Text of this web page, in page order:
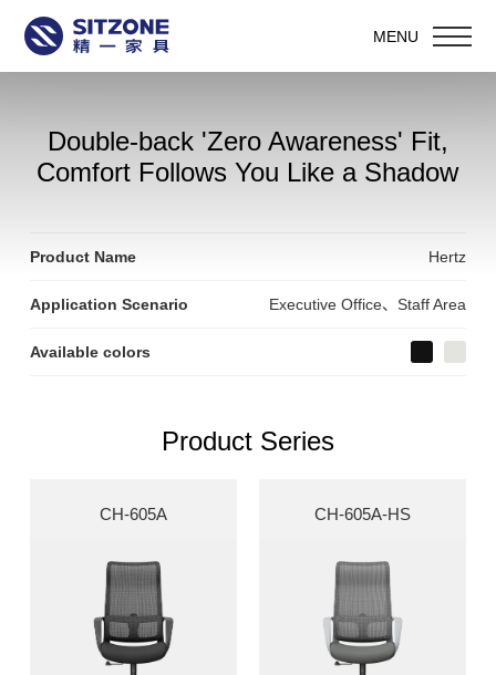
MENU
Double-back 'Zero Awareness' Fit,
Comfort Follows You Like a Shadow
Product Name Hertz
Application Scenario Executive Office、Staff Area
Available colors
Product Series
CH-605A CH-605A-HS